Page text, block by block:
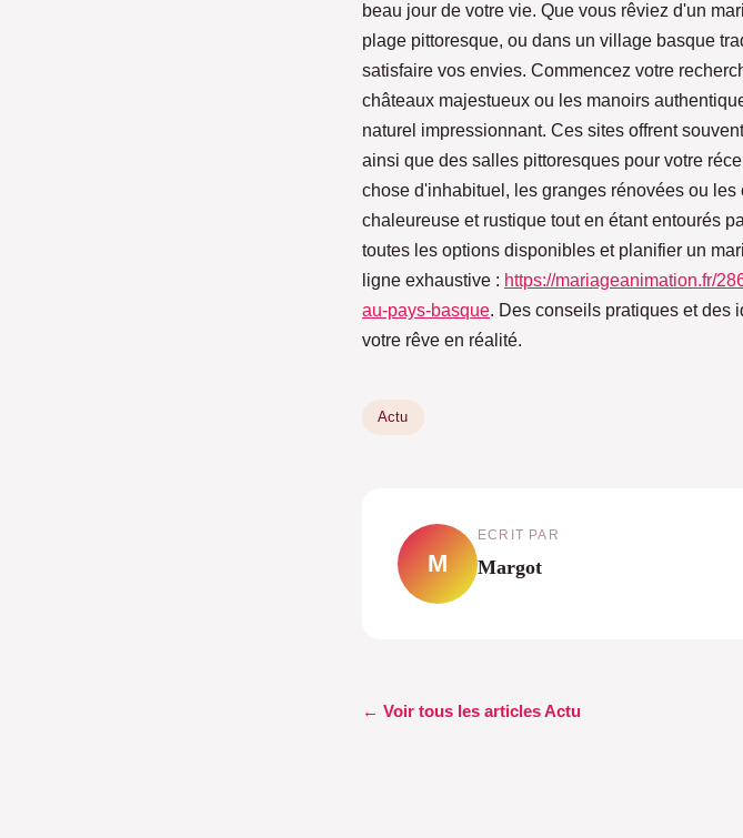
beau jour de votre vie. Que vous rêviez d'un
plage pittoresque, ou dans un village basque
satisfaire vos envies. Commencez votre
châteaux majestueux ou les manoirs
naturel impressionnant. Ces sites offrent
ainsi que des salles pittoresques pour votre
chose d'inhabituel, les granges rénovées ou
chaleureuse et rustique tout en étant entourés
toutes les options disponibles et planifier un
ligne exhaustive : https://mariageanimation.fr/
au-pays-basque. Des conseils pratiques et des
votre rêve en réalité.
Actu
M
ECRIT PAR
Margot
← Voir tous les articles Actu